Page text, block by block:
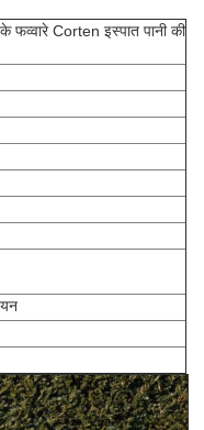
फव्वारे Corten इस्पात पानी की